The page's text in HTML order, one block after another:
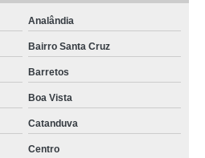
Analândia
Bairro Santa Cruz
Barretos
Boa Vista
Catanduva
Centro